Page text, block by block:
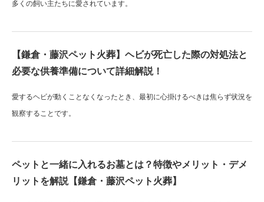
多くの飼い主たちに愛されています。
【鎌倉・藤沢ペット火葬】ヘビが死亡した際の対処法と
必要な供養準備について詳細解説！
愛するヘビが動くことなくなったとき、最初に心掛けるべきは焦らず状況を
観察することです。
ペットと一緒に入れるお墓とは？特徴やメリット・デメ
リットを解説【鎌倉・藤沢ペット火葬】